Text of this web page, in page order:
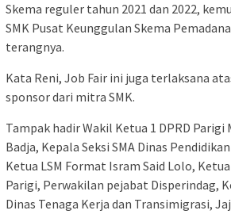
Skema reguler tahun 2021 dan 2022,
SMK Pusat Keunggulan Skema
terangnya.
Kata Reni, Job Fair ini juga terlaksana
sponsor dari mitra SMK.
Tampak hadir Wakil Ketua 1 DPRD Parigi
Badja, Kepala Seksi SMA Dinas
Ketua LSM Format Isram Said Lolo,
Parigi, Perwakilan pejabat Disperindag,
Dinas Tenaga Kerja dan Transimigrasi,